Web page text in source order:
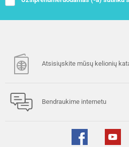
Atsisiųskite mūsų kelionių
Bendraukime internetu